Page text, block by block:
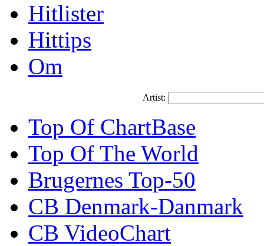
Hitlister
Hittips
Om
Artist:
Top Of ChartBase
Top Of The World
Brugernes Top-50
CB Denmark-Danmark
CB VideoChart